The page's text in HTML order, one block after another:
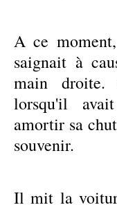
A ce
saignait à
main droite.
lorsqu'il
amortir sa
souvenir.
Il mit la